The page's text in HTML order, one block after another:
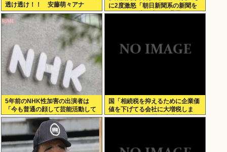
透け透け！！ 安藤萌々アナ
に2度激怒「朝日新聞系の新聞を
やめる」と言い出した背景
5年前のNHK性加害の出演者は
「今も普通の顔して芸能活動して
る」ネット「受信料を取るくらい
なら詳細を伝えよ」
国「相続税を抑えるために企業価
値を下げてる会社に大増税しま
す。低PBRの会社は大増税を覚悟